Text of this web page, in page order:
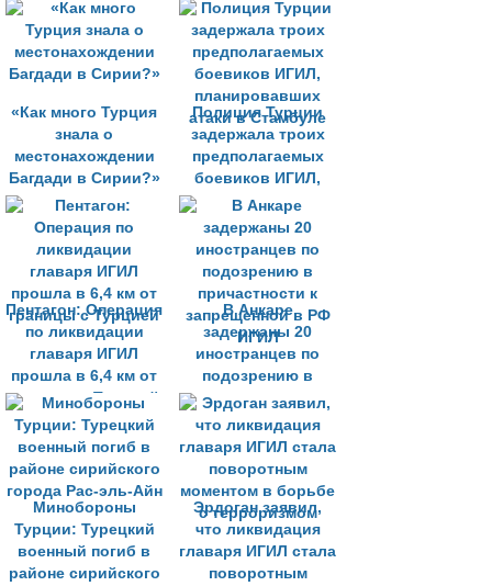
«Как много Турция
знала о
местонахождении
Багдади в Сирии?»
Полиция Турции
задержала троих
предполагаемых
боевиков ИГИЛ,
планировавших
атаки в Стамбуле
Пентагон: Операция
по ликвидации
главаря ИГИЛ
прошла в 6,4 км от
границы с Турцией
В Анкаре
задержаны 20
иностранцев по
подозрению в
причастности к
запрещенной в РФ
ИГИЛ
Минобороны
Турции: Турецкий
военный погиб в
районе сирийского
Эрдоган заявил,
что ликвидация
главаря ИГИЛ стала
поворотным